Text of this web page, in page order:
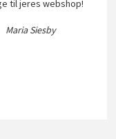
til jeres webshop!
Maria Siesby